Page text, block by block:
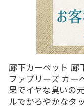
廊下カーペット 廊
ファブリーズ カー
果でイヤな臭いの
ルでかろやかなタ